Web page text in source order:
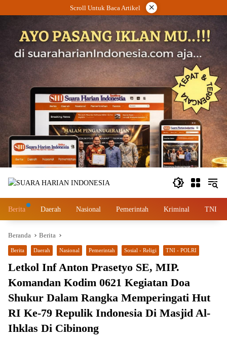
ke
Scroll Untuk Baca Artikel ×
Berita Daerah Nasional Pemerintah Kriminal TNI –
Beranda Berita
Berita Daerah Nasional Pemerintah Sosial - Religi TNI - POLRI
Letkol Inf Anton Prasetyo SE, MIP.
Komandan Kodim 0621 Kegiatan Doa
Shukur Dalam Rangka Memperingati Hut
RI Ke-79 Repulik Indonesia Di Masjid Al-
Ihklas Di Cibinong